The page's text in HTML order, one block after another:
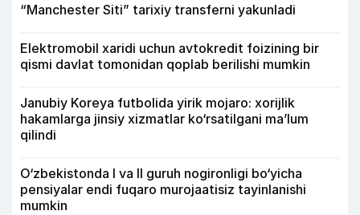
“Manchester Siti” tarixiy transferni yakunladi
Elektromobil xaridi uchun avtokredit foizining bir
qismi davlat tomonidan qoplab berilishi mumkin
Janubiy Koreya futbolida yirik mojaro: xorijlik
hakamlarga jinsiy xizmatlar ko‘rsatilgani ma’lum
qilindi
O‘zbekistonda I va II guruh nogironligi bo‘yicha
pensiyalar endi fuqaro murojaatisiz tayinlanishi
mumkin